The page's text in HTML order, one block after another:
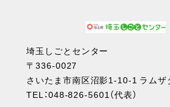
埼玉しごとセンター
〒336-0027
さいたま市南区沼影1-10-1 ラムザ
TEL：048-826-5601（代表）